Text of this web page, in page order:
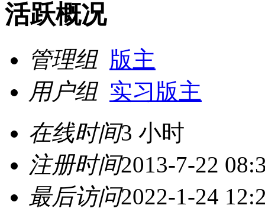
活跃概况
管理组 版主
用户组 实习版主
在线时间3 小时
注册时间2013-7-22
最后访问2022-1-24